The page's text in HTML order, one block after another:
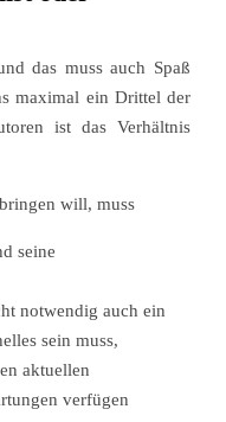
das muss auch Spaß
maximal ein Drittel der
ist das Verhältnis
will, muss
seine
notwendig auch ein
sein muss,
aktuellen
verfügen